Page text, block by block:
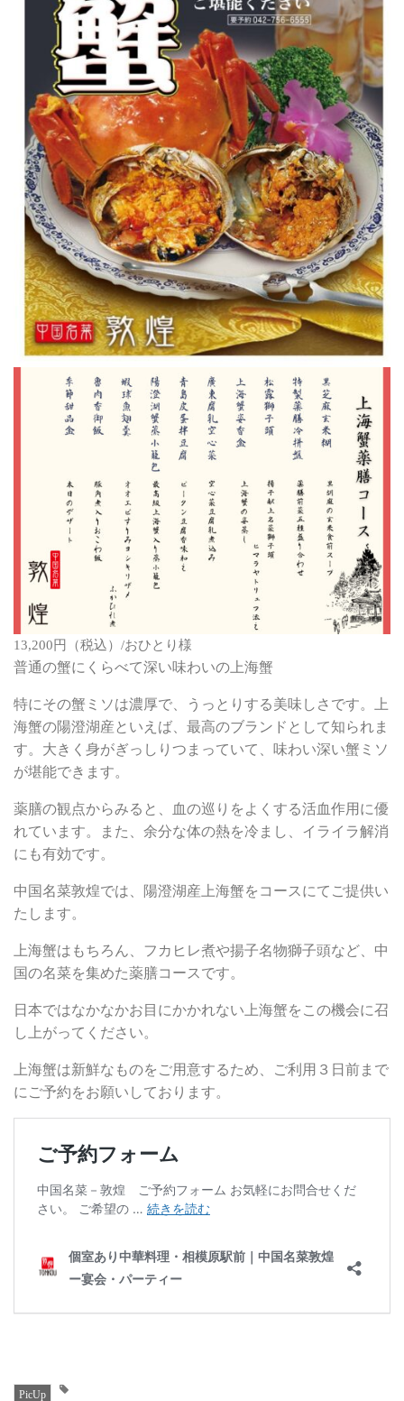
13,200円（税込）/おひとり様
普通の蟹にくらべて深い味わいの上海蟹
特にその蟹ミソは濃厚で、うっとりする美味しさです。上
海蟹の陽澄湖産といえば、最高のブランドとして知られま
す。大きく身がぎっしりつまっていて、味わい深い蟹ミソ
が堪能できます。
薬膳の観点からみると、血の巡りをよくする活血作用に優
れています。また、余分な体の熱を冷まし、イライラ解消
にも有効です。
中国名菜敦煌では、陽澄湖産上海蟹をコースにてご提供い
たします。
上海蟹はもちろん、フカヒレ煮や揚子名物獅子頭など、中
国の名菜を集めた薬膳コースです。
日本ではなかなかお目にかかれない上海蟹をこの機会に召
し上がってください。
上海蟹は新鮮なものをご用意するため、ご利用３日前まで
にご予約をお願いしております。
PicUp